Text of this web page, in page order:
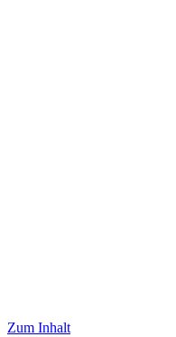
Zum Inhalt